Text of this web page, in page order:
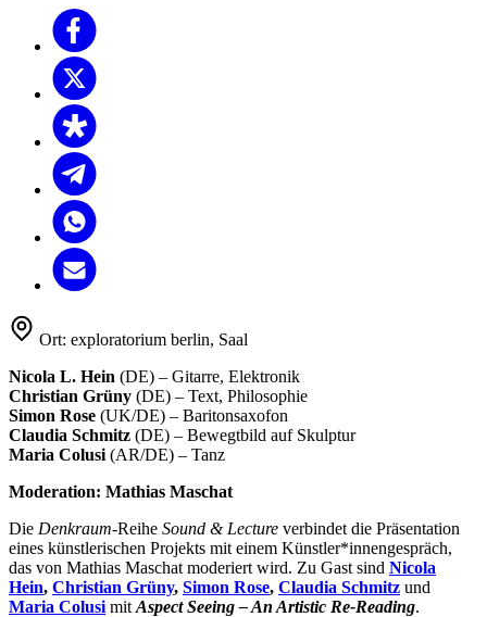
Ort: exploratorium berlin, Saal
Nicola L. Hein (DE) – Gitarre, Elektronik
Christian Grüny (DE) – Text, Philosophie
Simon Rose (UK/DE) – Baritonsaxofon
Claudia Schmitz (DE) – Bewegtbild auf Skulptur
Maria Colusi (AR/DE) – Tanz
Moderation: Mathias Maschat
Die Denkraum-Reihe Sound & Lecture verbindet die Präsentation
eines künstlerischen Projekts mit einem Künstler*innengespräch,
das von Mathias Maschat moderiert wird. Zu Gast sind Nicola
Hein, Christian Grüny, Simon Rose, Claudia Schmitz und
Maria Colusi mit Aspect Seeing – An Artistic Re-Reading.